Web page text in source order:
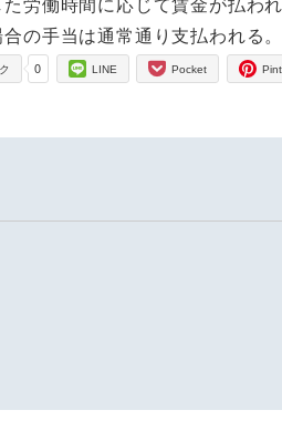
の手当は通常通り支払われる。
0 LINE Pocket